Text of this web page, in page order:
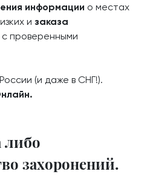
информации о местах
и заказа
с проверенными
(и даже в СНГ!).
либо
захоронений.